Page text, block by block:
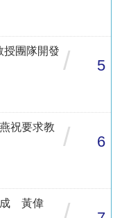
團隊開發 / 5
祝要求教
/ 6
成 黃偉